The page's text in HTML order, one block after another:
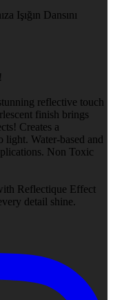
Işığın Dansını
reflective touch
finish brings
Creates a
light. Water-based and
Non Toxic
Reflectique Effect
detail shine.